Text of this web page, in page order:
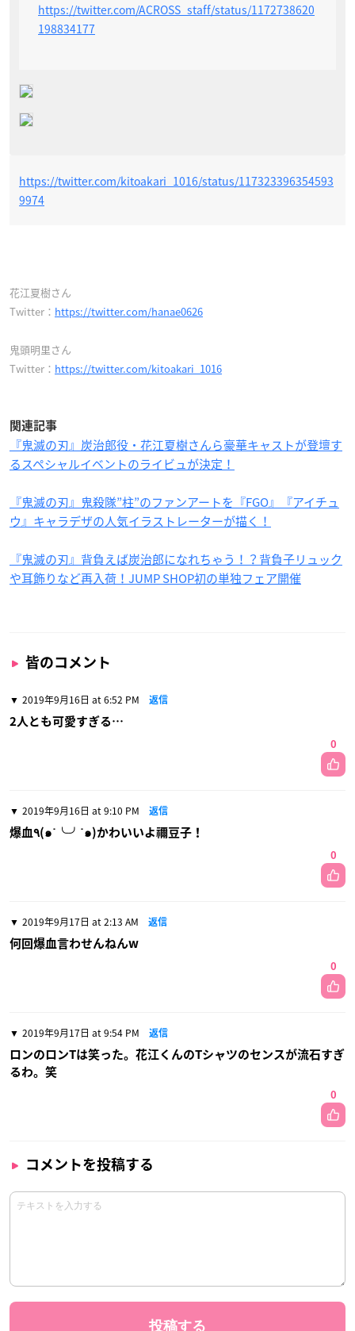
https://twitter.com/ACROSS_staff/status/1172738620
198834177
https://twitter.com/kitoakari_1016/status/117323396354593
9974
花江夏樹さん
Twitter： https://twitter.com/hanae0626
鬼頭明里さん
Twitter： https://twitter.com/kitoakari_1016
関連記事
『鬼滅の刃』炭治郎役・花江夏樹さんら豪華キャストが登壇す
るスペシャルイベントのライビュが決定！
『鬼滅の刃』鬼殺隊”柱”のファンアートを『FGO』『アイチュ
ウ』キャラデザの人気イラストレーターが描く！
『鬼滅の刃』背負えば炭治郎になれちゃう！？背負子リュック
や耳飾りなど再入荷！JUMP SHOP初の単独フェア開催
皆のコメント
2019年9月16日 at 6:52 PM 返信
2人とも可愛すぎる…
0
2019年9月16日 at 9:10 PM 返信
爆血٩(๑˙╰╯˙๑)かわいいよ禰豆子！
0
2019年9月17日 at 2:13 AM 返信
何回爆血言わせんねんw
0
2019年9月17日 at 9:54 PM 返信
ロンのロンTは笑った。花江くんのTシャツのセンスが流石すぎ
るわ。笑
0
コメントを投稿する